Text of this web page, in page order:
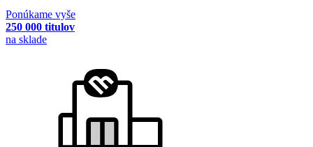
Ponúkame vyše
250 000 titulov
na sklade